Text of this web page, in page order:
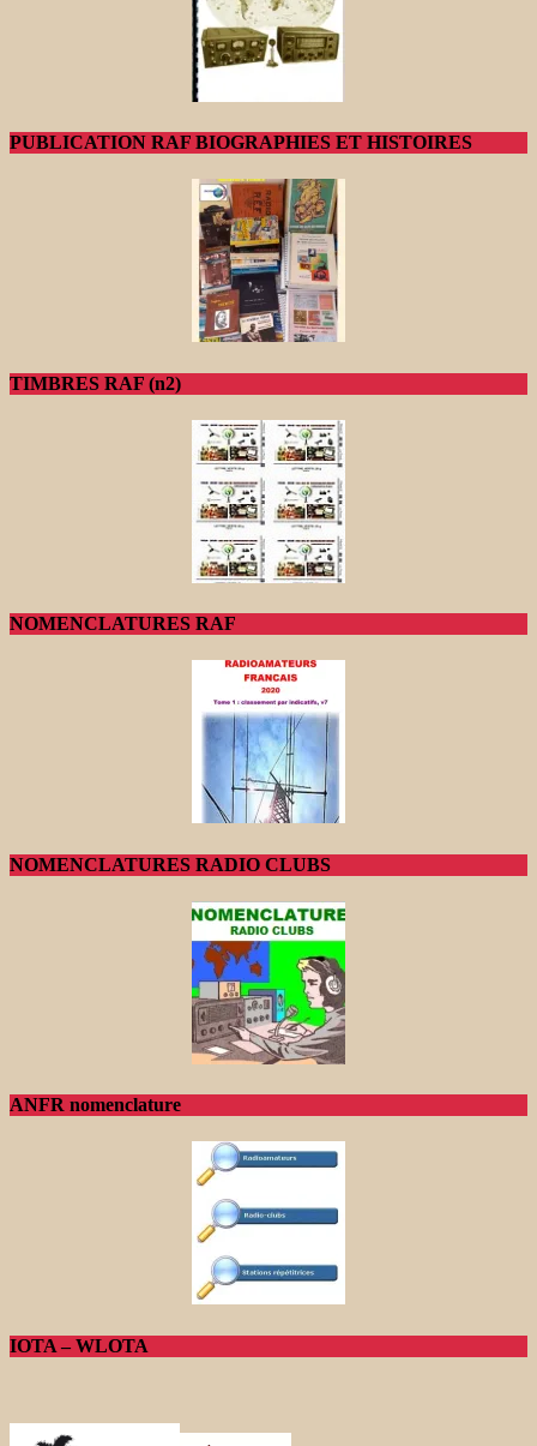
PUBLICATION RAF BIOGRAPHIES ET HISTOIRES
TIMBRES RAF (n2)
NOMENCLATURES RAF
NOMENCLATURES RADIO CLUBS
ANFR nomenclature
IOTA – WLOTA